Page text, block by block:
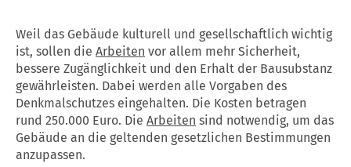
Weil das Gebäude kulturell und gesellschaftlich wichtig
ist, sollen die Arbeiten vor allem mehr Sicherheit,
bessere Zugänglichkeit und den Erhalt der Bausubstanz
gewährleisten. Dabei werden alle Vorgaben des
Denkmalschutzes eingehalten. Die Kosten betragen
rund 250.000 Euro. Die Arbeiten sind notwendig, um das
Gebäude an die geltenden gesetzlichen Bestimmungen
anzupassen.